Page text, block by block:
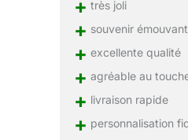
+ très joli
+ souvenir émouvant
+ excellente qualité
+ agréable au
+ livraison rapide
+ personnalisation